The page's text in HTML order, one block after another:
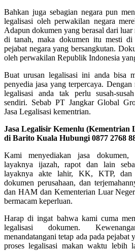
Bahkan juga sebagian negara pun
legalisasi oleh perwakilan negara
Adapun dokumen yang berasal dari
di tanah, maka dokumen itu mesti di
pejabat negara yang bersangkutan.
oleh perwakilan Republik Indonesia
Buat urusan legalisasi ini anda bisa
penyedia jasa yang terpercaya. Dengan
legalisasi anda tak perlu susah-
sendiri. Sebab PT Jangkar Global
Jasa Legalisasi kementrian.
Jasa Legalisir Kemenlu (Kementrian
di Barito Kuala Hubungi 0877 2768
Kami menyediakan jasa dokumen,
layaknya ijazah, rapot dan lain
layaknya akte lahir, KK, KTP, dan
dokumen perusahaan, dan
dan HAM dan Kementerian Luar
bermacam keperluan.
Harap di ingat bahwa kami cuma
legalisasi dokumen.
menandatangani tetap ada pada pejabat
proses legalisasi makan waktu lebih